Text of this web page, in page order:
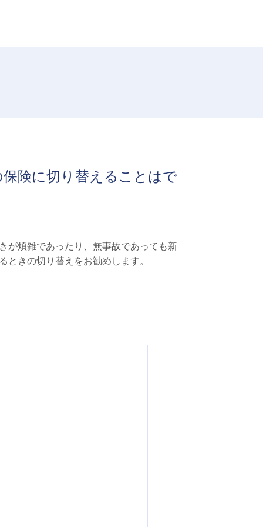
険に切り替えることはで
が煩雑であったり、無事故であっても新
きの切り替えをお勧めします。